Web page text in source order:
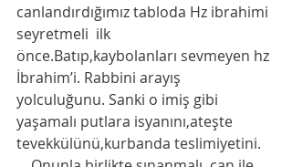
canlandırdığımız tabloda Hz ibrahimi
seyretmeli  ilk
önce.Batıp,kaybolanları sevmeyen hz
İbrahim’i. Rabbini arayış
yolculuğunu. Sanki o imiş gibi
yaşamalı putlara isyanını,ateşte
tevekkülünü,kurbanda teslimiyetini.